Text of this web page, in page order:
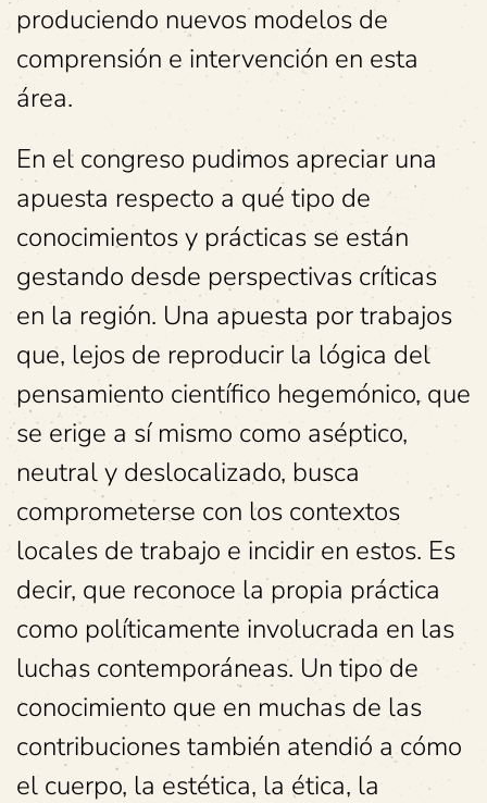
produciendo nuevos modelos de
comprensión e intervención en esta
área.
En el congreso pudimos apreciar una
apuesta respecto a qué tipo de
conocimientos y prácticas se están
gestando desde perspectivas críticas
en la región. Una apuesta por trabajos
que, lejos de reproducir la lógica del
pensamiento científico hegemónico, que
se erige a sí mismo como aséptico,
neutral y deslocalizado, busca
comprometerse con los contextos
locales de trabajo e incidir en estos. Es
decir, que reconoce la propia práctica
como políticamente involucrada en las
luchas contemporáneas. Un tipo de
conocimiento que en muchas de las
contribuciones también atendió a cómo
el cuerpo, la estética, la ética, la